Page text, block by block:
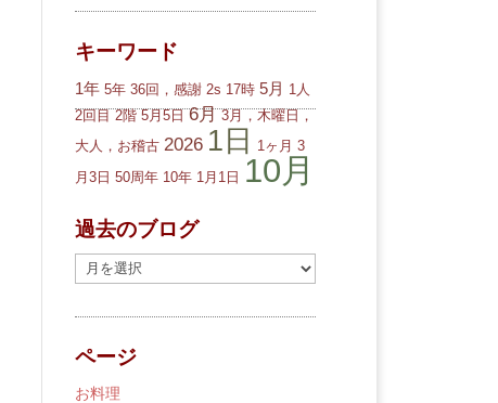
キーワード
1年 5年 36回，感謝 2s 17時 5月 1人
2回目 2階 5月5日 6月 3月，木曜日，
大人，お稽古 2026 1日 1ヶ月 3
月3日 50周年 10年 1月1日 10月
過去のブログ
去
の
ロ
グ
ページ
お料理